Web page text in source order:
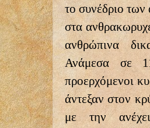
το συνέδριο
στα
ανθρώπινα
Ανάμεσα σε
προερχόμενοι
άντεξαν στον
με την